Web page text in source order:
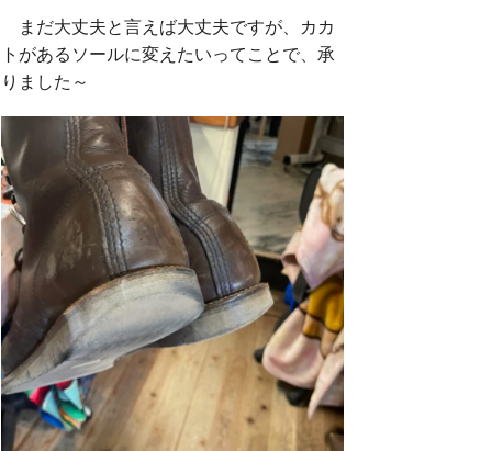
まだ大丈夫と言えば大丈夫ですが、カカ
トがあるソールに変えたいってことで、承
りました～